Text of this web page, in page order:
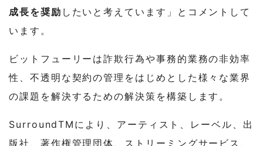
成長を奨励 したいと考えています」とコメントして
います。
ビットフューリーは詐欺行為や事務的業務の非効率
性、不透明な契約の管理をはじめとした様々な業界
の課題を解決するための解決策を構築します。
SurroundTMにより、アーティスト、レーベル、出
版社、著作権管理団体、ストリーミングサービス、